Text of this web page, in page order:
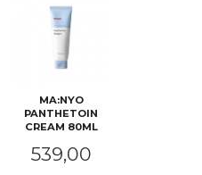
MA:NYO
PANTHETOIN
CREAM 80ML
Pris
539,00